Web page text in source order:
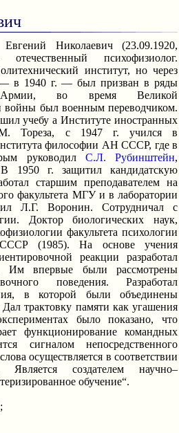
Николаевич (23.09.1920,
психофизиолог.
институт, но через
— в 1940 г. — был призван в ряды
Армии, во время Великой
войны был военным переводчиком.
учебу а Институте иностранных
Тореза, с 1947 г. учился в
философии АН СССР, где в
руководил С.Л. Рубинштейн,
В 1950 г. защитил кандидатскую
старшим преподавателем на
факультета МГУ и в лаборатории
Л.Г. Воронин. Сотрудничал с
Доктор биологических наук,
факультета психологии
(1985). На основе учения
реакции разработал
Им впервые были рассмотрены
поведения. Разработал
в которой были объединены
трактовку памяти как угашения
было показано, что
функционирование командных
сигналом непосредственного
осуществляется в соответствии
создателем научно–
обучение“.